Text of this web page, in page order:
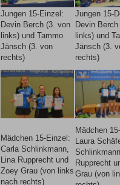
Jungen 15-Einzel:
Devin Berch (3. von
links) und Tammo
Jänsch (3. von
rechts)
Jungen 15-
Devin
links) und
Jänsch (3.
rechts)
Mädchen 15-Einzel:
Carla Schlinkmann,
Lina Rupprecht und
Zoey Grau (von links
nach rechts)
Mädchen
Laura
Rupprecht
Grau (von